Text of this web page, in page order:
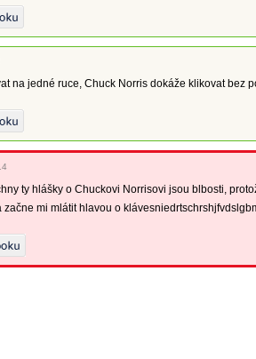
na jedné ruce, Chuck Norris dokáže klikovat bez
ty hlášky o Chuckovi Norrisovi jsou blbosti,
začne mi mlátit hlavou o